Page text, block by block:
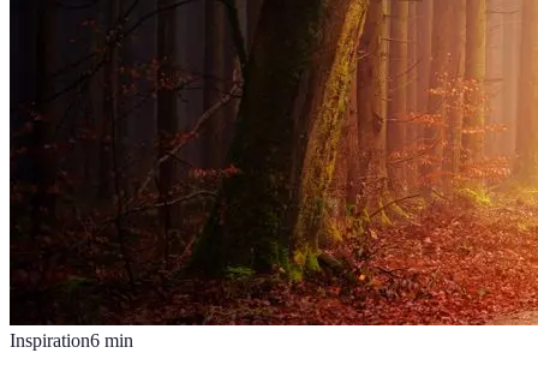
Inspiration6 min